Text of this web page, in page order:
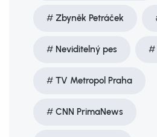
Zbyněk Petráček
Neviditelný pes
TV Metropol Praha
CNN PrimaNews